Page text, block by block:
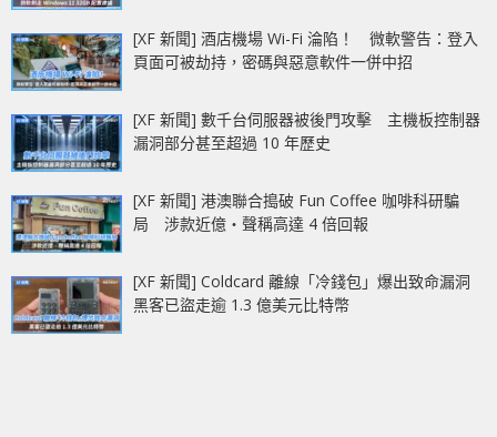
[XF 新聞] 酒店機場 Wi-Fi 淪陷！ 微軟警告：登入
頁面可被劫持，密碼與惡意軟件一併中招
[XF 新聞] 數千台伺服器被後門攻擊 主機板控制器
漏洞部分甚至超過 10 年歷史
[XF 新聞] 港澳聯合搗破 Fun Coffee 咖啡科研騙
局 涉款近億‧聲稱高達 4 倍回報
[XF 新聞] Coldcard 離線「冷錢包」爆出致命漏洞
黑客已盜走逾 1.3 億美元比特幣